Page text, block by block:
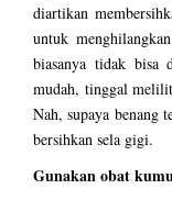
diartikan
untuk
biasanya tidak bisa
mudah, tinggal
Nah, supaya benang
bersihkan sela gigi.
Gunakan obat